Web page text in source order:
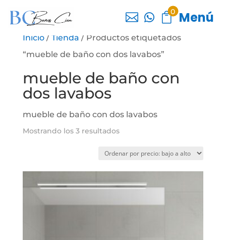
  0 Menú
Inicio/ Tienda / Productos etiquetados
“mueble de baño con dos lavabos”
mueble de baño con
dos lavabos
mueble de baño con dos lavabos
Mostrando los 3 resultadosOrdenado
bajo